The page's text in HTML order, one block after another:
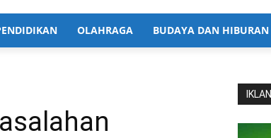
OLAHRAGA BUDAYA DAN HIBURAN
IKLAN